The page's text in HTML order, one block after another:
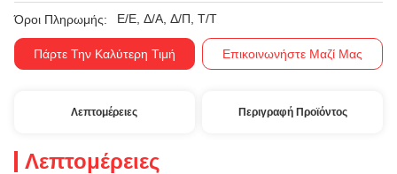
Όροι Πληρωμής: Ε/Ε, Δ/Α, Δ/Π, Τ/Τ
Πάρτε Την Καλύτερη Τιμή Επικοινωνήστε Μαζί Μας
Λεπτομέρειες Περιγραφή Προϊόντος
Λεπτομέρειες